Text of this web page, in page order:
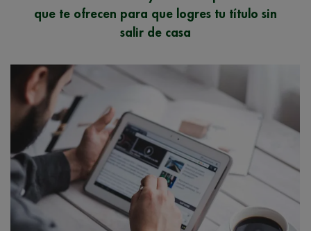
que te ofrecen para que logres tu título sin
salir de casa